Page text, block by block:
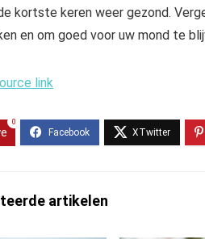
kortste keren weer gezond.
en om goed voor uw mond te
link
0
artikelen